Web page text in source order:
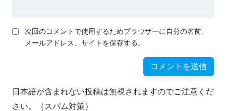
次回のコメントで使用するためブラウザーに自分の名前、
メールアドレス、サイトを保存する。
日本語が含まれない投稿は無視されますのでご注意くだ
さい。（スパム対策）